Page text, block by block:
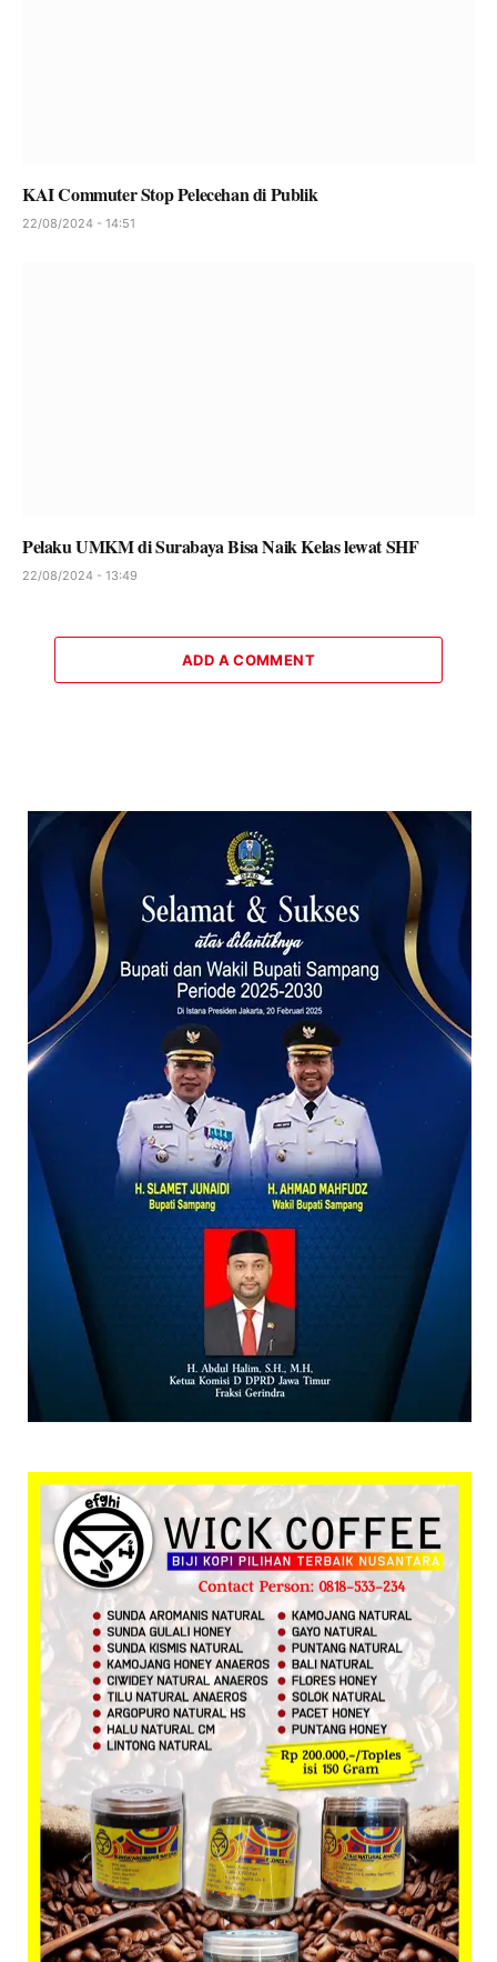
KAI Commuter Stop Pelecehan di Publik
22/08/2024 - 14:51
Pelaku UMKM di Surabaya Bisa Naik Kelas lewat SHF
22/08/2024 - 13:49
ADD A COMMENT